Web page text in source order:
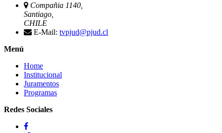
Compañia 1140,
Santiago,
CHILE
E-Mail: tvpjud@pjud.cl
Menú
Home
Institucional
Juramentos
Programas
Redes Sociales